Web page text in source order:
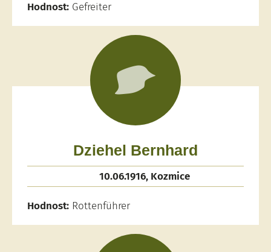
Hodnost: Gefreiter
Dziehel Bernhard
10.06.1916, Kozmice
Hodnost: Rottenführer